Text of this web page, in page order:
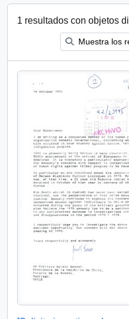
1 resultados con objetos
Muestra los